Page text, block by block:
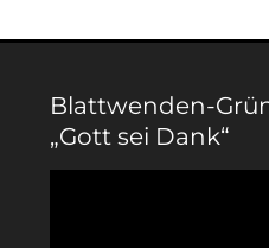
Blattwenden-
„Gott sei Dank“